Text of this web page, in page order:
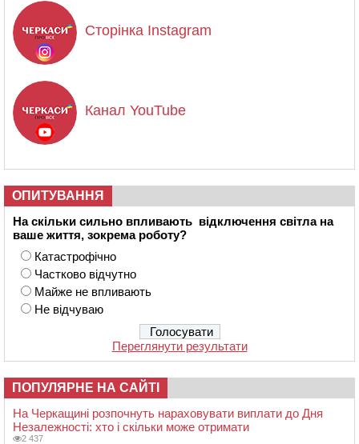
Сторінка Instagram
Канал YouTube
ОПИТУВАННЯ
На скільки сильно впливають відключення світла на
ваше життя, зокрема роботу?
Катастрофічно
Частково відчутно
Майже не впливають
Не відчуваю
Переглянути результати
ПОПУЛЯРНЕ НА САЙТІ
На Черкащині розпочнуть нараховувати виплати до Дня
Незалежності: хто і скільки може отримати
2 437